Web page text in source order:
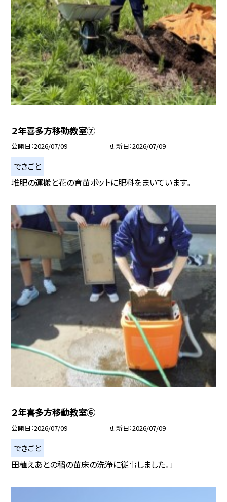
２年喜多方移動教室⑦
公開日 2026/07/09 更新日 2026/07/09
できごと
堆肥の運搬と花の育苗ポットに肥料をまいています。
２年喜多方移動教室⑥
公開日 2026/07/09 更新日 2026/07/09
できごと
田植えあとの稲の苗床の洗浄に従事しました。」